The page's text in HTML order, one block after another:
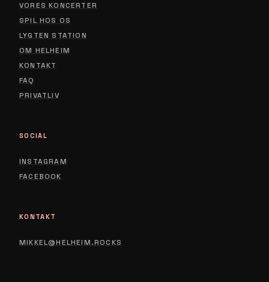
VORES KONCERTER
SPIL HOS OS
LYGTEN STATION
OM HELHEIM
KONTAKT
FAQ
PRIVATLIVPRIVACY POLICY
SOCIAL
INSTAGRAM
FACEBOOK
KONTAKT
MIKKEL@HELHEIM.ROCKS